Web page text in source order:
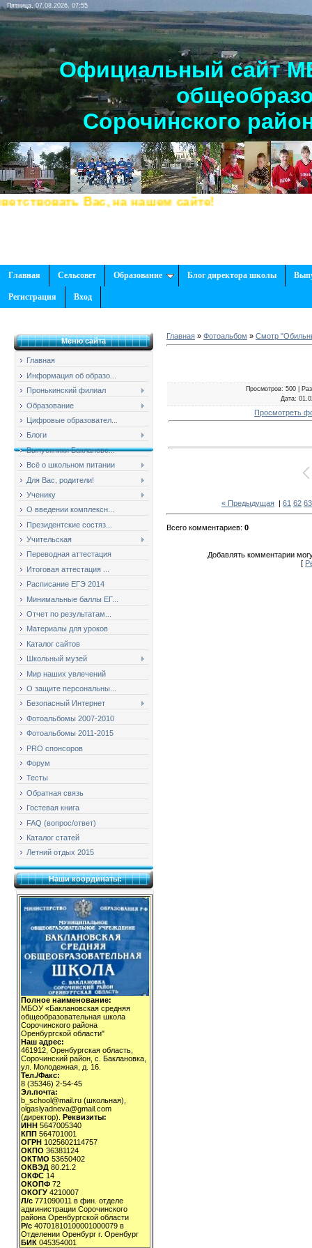
Пятница, 07.08.2026, 07:55
Официальный сайт
Сорочинского
Вас, на нашем сайте!
Главная Сельсовет Образование Блог директора школы
Регистрация Вход
Меню сайта
Главная
Информация об образо...
Пронькинский филиал
Образование
Цифровые образовател...
Блоги
Выпускники Баклановс...
Всё о школьном питании
Для Вас, родители!
Ученику
О введении комплексн...
Президентские состяз...
Учительская
Переводная аттестация
Итоговая аттестация ...
Расписание ЕГЭ 2014
Минимальные баллы ЕГ...
Отчет по результатам...
Материалы для уроков
Каталог сайтов
Школьный музей
Мир наших увлечений
О защите персональны...
Безопасный Интернет
Фотоальбомы 2007-2010
Фотоальбомы 2011-2015
PRO спонсоров
Форум
Тесты
Обратная связь
Гостевая книга
FAQ (вопрос/ответ)
Каталог статей
Летний отдых 2015
Наши координаты:
Полное наименование:
МБОУ «Баклановская средняя
общеобразовательная школа
Сорочинского района
Оренбургской области"
Наш адрес:
461912, Оренбургская область,
Сорочинский район, с. Баклановка,
ул. Молодежная, д. 16.
Тел./Факс:
8 (35346) 2-54-45
Эл.почта:
b_school@mail.ru (школьная),
olgaslyadneva@gmail.com
(директор). Реквизиты:
ИНН 5647005340
КПП 564701001
ОГРН 1025602114757
ОКПО 36381124
ОКТМО 53650402
ОКВЭД 80.21.2
ОКФС 14
ОКОПФ 72
ОКОГУ 4210007
Л/с 771090011 в фин. отделе
администрации Сорочинского
района Оренбургской области
Р/с 40701810100001000079 в
Отделении Оренбург г. Оренбург
БИК 045354001
Главная » Фотоальбом » Смотр
Просмотров: 500 |
Дата:
Просмотреть
« Предыдущая | 61 62 63
Всего комментариев: 0
Добавлять комментарии
[